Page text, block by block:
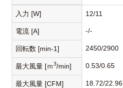
入力 [W] 12/11
電流 [A] -/-
回転数 [min-1] 2450/2900
最大風量 [ｍ3/min] 0.53/0.65
最大風量 [CFM] 18.72/22.96